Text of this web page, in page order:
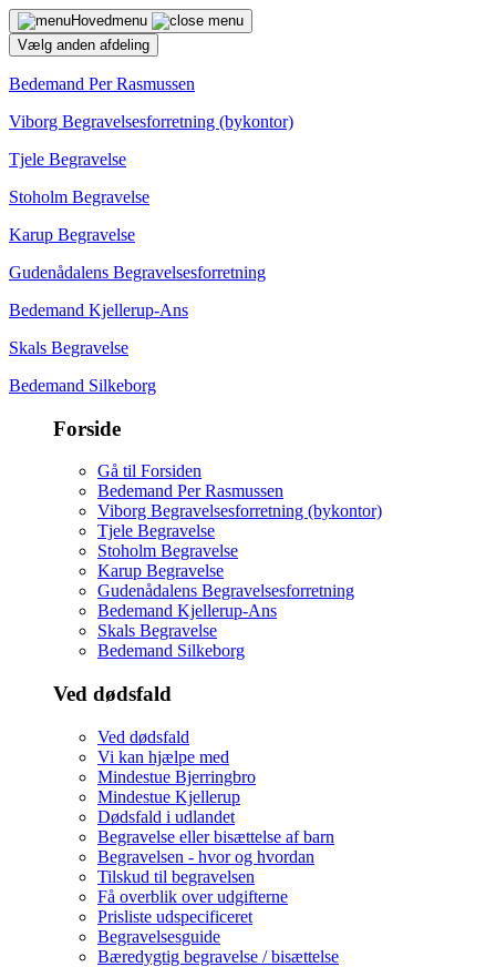
Hovedmenu
Vælg anden afdeling
Bedemand Per Rasmussen
Viborg Begravelsesforretning (bykontor)
Tjele Begravelse
Stoholm Begravelse
Karup Begravelse
Gudenådalens Begravelsesforretning
Bedemand Kjellerup-Ans
Skals Begravelse
Bedemand Silkeborg
Forside
Gå til Forsiden
Bedemand Per Rasmussen
Viborg Begravelsesforretning (bykontor)
Tjele Begravelse
Stoholm Begravelse
Karup Begravelse
Gudenådalens Begravelsesforretning
Bedemand Kjellerup-Ans
Skals Begravelse
Bedemand Silkeborg
Ved dødsfald
Ved dødsfald
Vi kan hjælpe med
Mindestue Bjerringbro
Mindestue Kjellerup
Dødsfald i udlandet
Begravelse eller bisættelse af barn
Begravelsen - hvor og hvordan
Tilskud til begravelsen
Få overblik over udgifterne
Prisliste udspecificeret
Begravelsesguide
Bæredygtig begravelse / bisættelse